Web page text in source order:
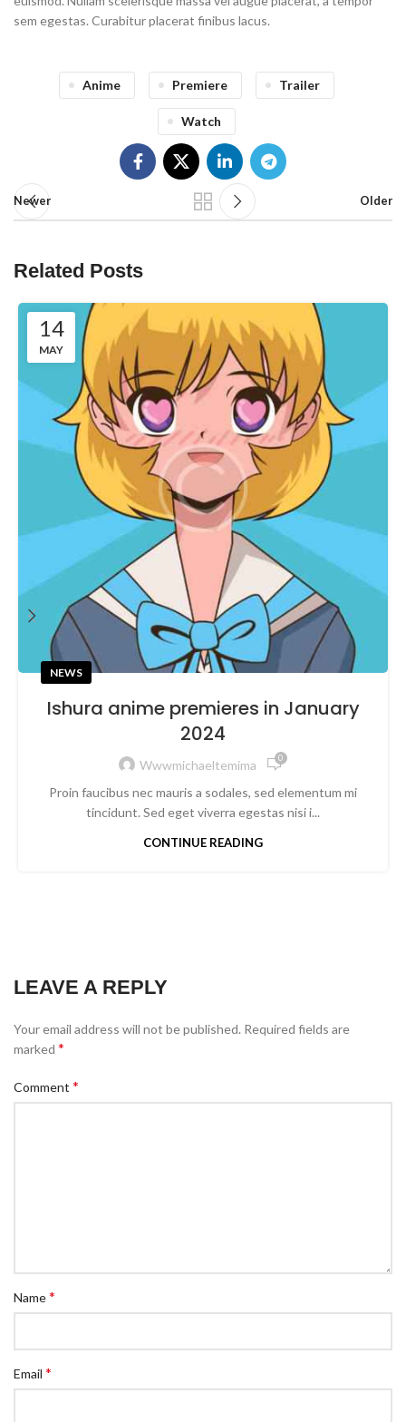
sem egestas. Curabitur placerat finibus lacus.
Anime Premiere Trailer
Watch
Newer Older
Related Posts
14
MAY
NEWS
Ishura anime premieres in January
2024
Wwwmichaeltemima 0
Proin faucibus nec mauris a sodales, sed elementum mi
tincidunt. Sed eget viverra egestas nisi i...
CONTINUE READING
LEAVE A REPLY
Your email address will not be published. Required fields are
marked *
Comment *
Name*
Email *